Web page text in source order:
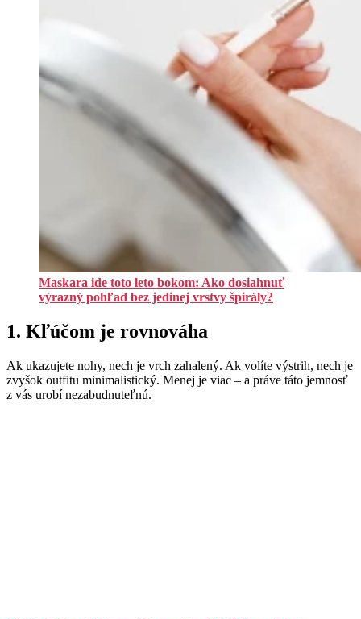
Maskara ide toto leto bokom: Ako dosiahnuť
výrazný pohľad bez jedinej vrstvy špirály?
1. Kľúčom je rovnováha
Ak ukazujete nohy, nech je vrch zahalený. Ak volíte výstrih, nech je
zvyšok outfitu minimalistický. Menej je viac – a práve táto jemnosť
z vás urobí nezabudnuteľnú.